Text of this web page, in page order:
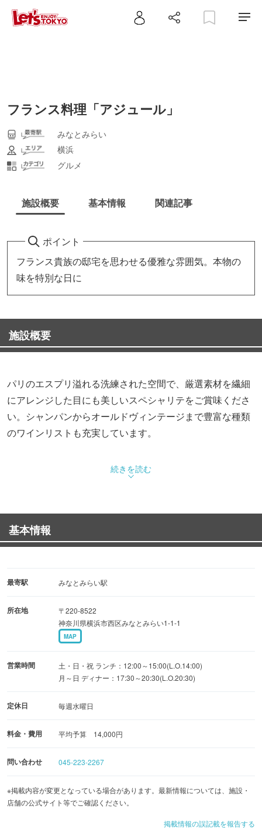
フランス料理「アジュール」
みなとみらい
横浜
グルメ
施設概要 基本情報 関連記事
ポイント
フランス貴族の邸宅を思わせる優雅な雰囲気。本物の
味を特別な日に
施設概要
パリのエスプリ溢れる洗練された空間で、厳選素材を繊細
にアレンジした目にも美しいスペシャリテをご賞味くださ
い。シャンパンからオールドヴィンテージまで豊富な種類
のワインリストも充実しています。
続きを読む
基本情報
最寄駅 みなとみらい駅
所在地
〒220-8522
神奈川県横浜市西区みなとみらい1-1-1
MAP
営業時間
土・日・祝 ランチ：12:00～15:00(L.O.14:00)
月～日 ディナー：17:30～20:30(L.O.20:30)
定休日 毎週水曜日
料金・費用 平均予算 14,000円
問い合わせ 045-223-2267
※掲載内容が変更となっている場合があります。最新情報については、施設・
店舗の公式サイト等でご確認ください。
掲載情報の誤記載を報告する